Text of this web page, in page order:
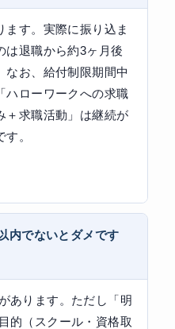
ます。実際に振り込ま
は退職から約3ヶ月後
なお、給付制限期間中
ハローワークへの求職
＋求職活動」は継続が
す。
内でないとダメです
あります。ただし「明
的（スクール・資格取